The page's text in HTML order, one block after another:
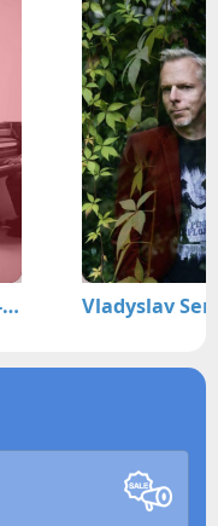
Wojtek Mazolewski Quintet - Prolog 8. Sącz Jazz Festivalu